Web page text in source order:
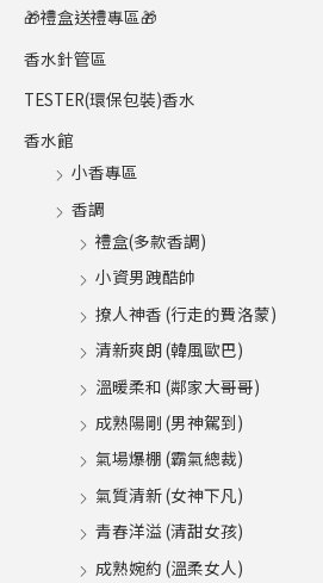
🎁禮盒送禮專區🎁
香水針管區
TESTER(環保包裝)香水
香水館
小香專區
香調
禮盒(多款香調)
小資男跩酷帥
撩人神香 (行走的費洛蒙)
清新爽朗 (韓風歐巴)
溫暖柔和 (鄰家大哥哥)
成熟陽剛 (男神駕到)
氣場爆棚 (霸氣總裁)
氣質清新 (女神下凡)
青春洋溢 (清甜女孩)
成熟婉約 (溫柔女人)